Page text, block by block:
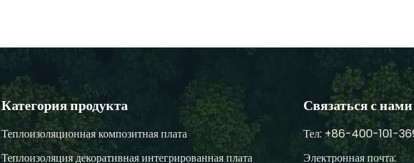
Категория продукта
Теплоизоляционная композитная плата
Теплоизоляция декоративная интегрированная плата
Связаться с нами
Тел: +86-400-101-
Электронная почта: